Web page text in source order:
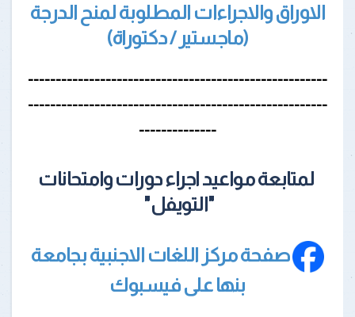
الاوراق والاجراءات المطلوبة لمنح الدرجة
(ماجستير / دكتوراة)
------------------------------------------------------
------------------------------------------------------
--------------
لمتابعة مواعيد اجراء دورات وامتحانات
"التويفل"
صفحة مركز اللغات الاجنبية بجامعة
بنها على فيسبوك